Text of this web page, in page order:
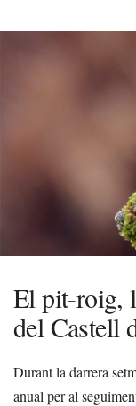
El pit-roig,
del Castell
Durant la darrera
anual per al